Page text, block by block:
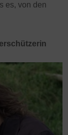
es, von den